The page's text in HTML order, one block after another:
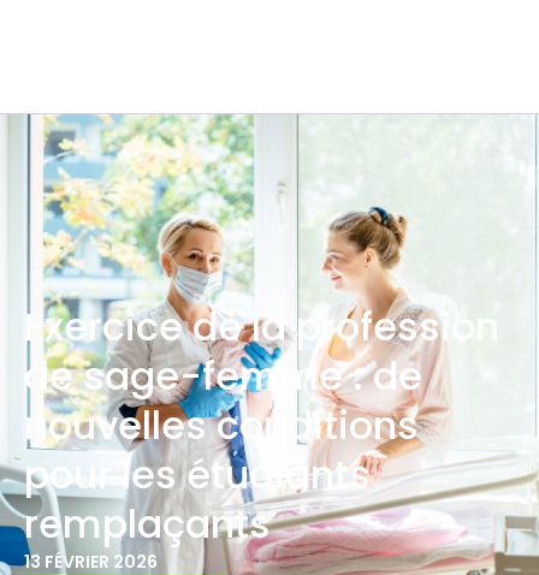
Exercice de la profession
de sage-femme : de
nouvelles conditions
pour les étudiants
remplaçants
13 FÉVRIER 2026